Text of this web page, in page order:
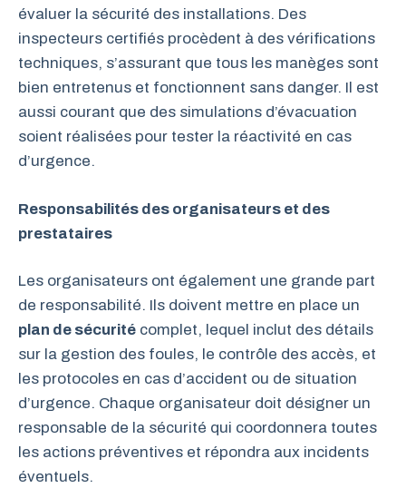
évaluer la sécurité des installations. Des
inspecteurs certifiés procèdent à des vérifications
techniques, s’assurant que tous les manèges sont
bien entretenus et fonctionnent sans danger. Il est
aussi courant que des simulations d’évacuation
soient réalisées pour tester la réactivité en cas
d’urgence.
Responsabilités des organisateurs et des
prestataires
Les organisateurs ont également une grande part
de responsabilité. Ils doivent mettre en place un
plan de sécurité complet, lequel inclut des détails
sur la gestion des foules, le contrôle des accès, et
les protocoles en cas d’accident ou de situation
d’urgence. Chaque organisateur doit désigner un
responsable de la sécurité qui coordonnera toutes
les actions préventives et répondra aux incidents
éventuels.